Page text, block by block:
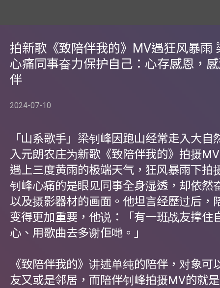
拍新歌《致陪伴我的》MV遇狂风暴雨
心痛同事奋力保护自己：心存感恩，
伴
2024-07-10
「山系歌手」梁钊峰因跑山经常走入大自
入元朗农庄为新歌《致陪伴我的》拍摄
遇上三度黄雨的极端天气，狂风暴雨下拍
钊峰心痛的是眼见同事全身湿透，却依然
以及摄影器材的画面。他坦言经歷过后，
变得更加重要，他说：「有一班战友撑住
心、用歌曲去多谢佢哋。」
《致陪伴我的》讲述单纯的陪伴，对象可
友又或是邻居，而陪伴钊峰拍摄MV的就